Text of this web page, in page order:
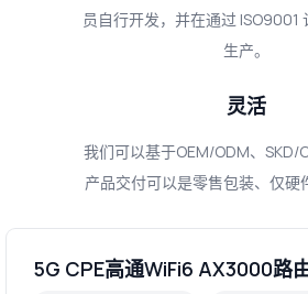
员自行开发，并在通过 ISO9001
生产。
灵活
我们可以基于OEM/ODM、SKD/
产品交付可以是零售包装、仅硬
5G CPE高通WiFi6 AX3000路